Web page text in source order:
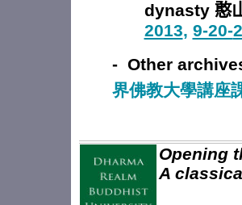
dynasty憨
2013, 9-20-
- Other
界佛教大學講座
Opening
A